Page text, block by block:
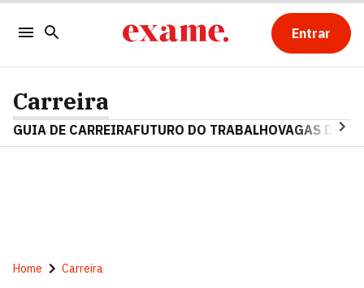
Entrar
Carreira
GUIA DE CARREIRAFUTURO DO TRABALHOVAGAS DE
Home Carreira